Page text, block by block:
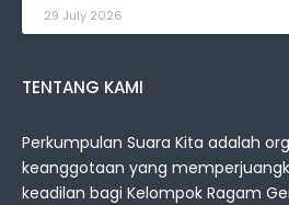
29 July 2026
TENTANG KAMI
Perkumpulan Suara Kita adalah
keanggotaan yang
keadilan bagi Kelompok Ragam